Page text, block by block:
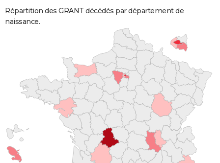
Répartition des GRANT décédés par département de
naissance.